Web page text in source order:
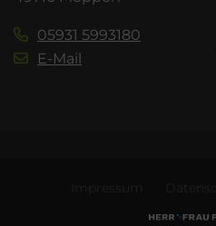
05931 5993180
E-Mail